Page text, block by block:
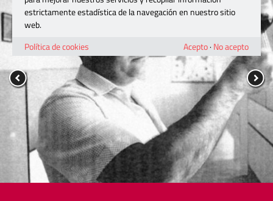
estrictamente estadística de la navegación en nuestro sitio
web.
Política de cookies
Acepto· No acepto